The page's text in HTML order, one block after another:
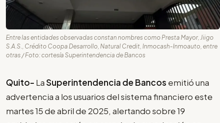
Entre las entidades observadas constan nombres como Presta Mayor, Jiigo
S.A.S., Crédito Coopa Desarrollo, Natural Credit, Inmocash-Inmoauto, entre
otras / Foto: cortesía Superintendencia de Bancos
Quito- LaSuperintendencia de Bancos emitió una
advertencia a los usuarios del sistema financiero este
martes 15 de abril de 2025, alertando sobre 19